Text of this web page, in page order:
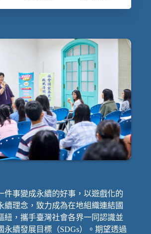
件事變成永續的好事，以遊戲化的
續理念，致力成為在地組織連結國
紐，攜手臺灣社會各界一同認識並
永續發展目標（SDGs）。期望透過